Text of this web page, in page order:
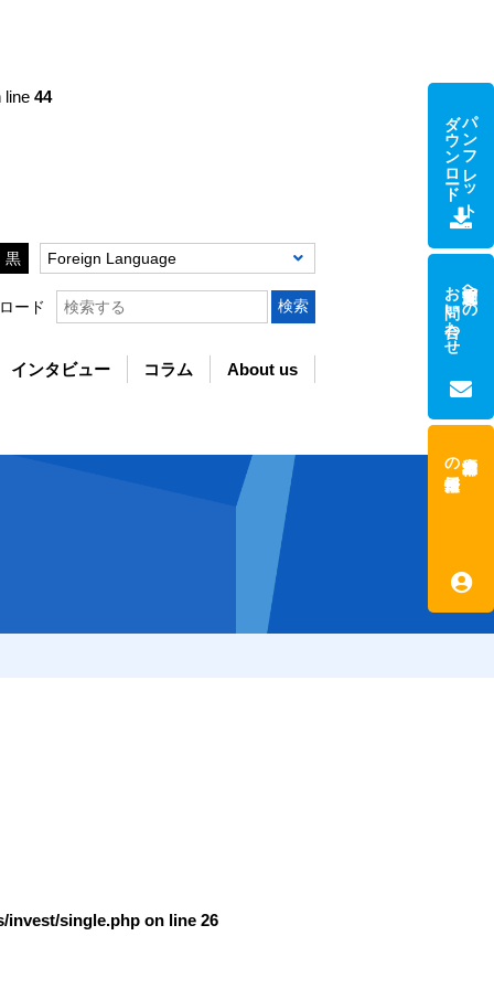
line 44
黒 Foreign Language
ード
インタビュー コラム About us
invest/single.php on line 26
パンフレット
ダウンロード
支援制度への
お問い合わせ
の採用情報